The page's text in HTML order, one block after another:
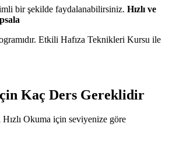
bir şekilde faydalanabilirsiniz. Hızlı ve
Etkili Hafıza Teknikleri Kursu ile
Kaç Ders Gereklidir
Okuma için seviyenize göre